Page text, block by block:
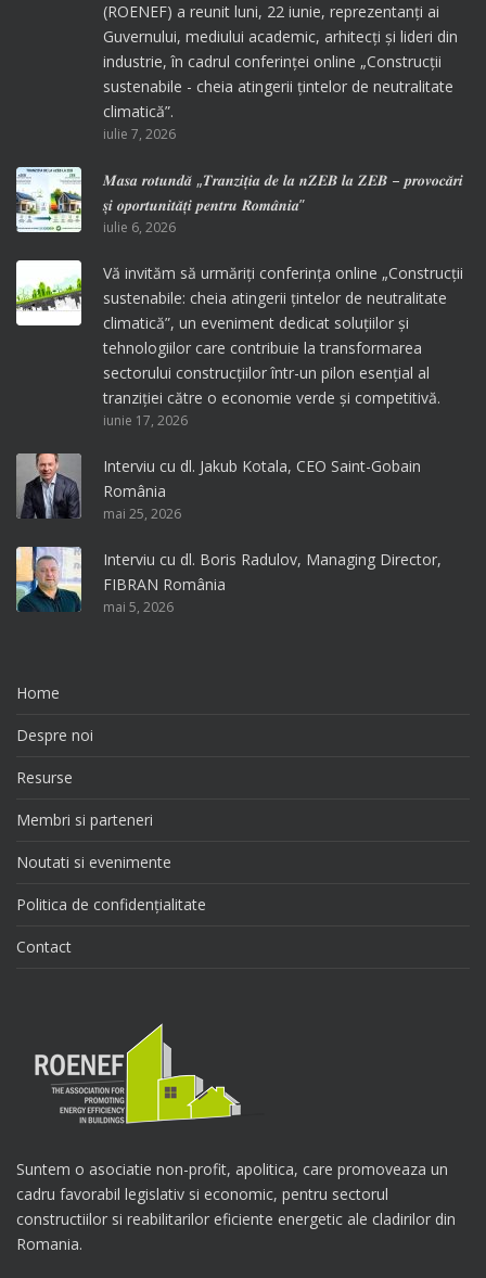
(ROENEF) a reunit luni, 22 iunie, reprezentanți ai
Guvernului, mediului academic, arhitecți și lideri din
industrie, în cadrul conferinței online „Construcții
sustenabile - cheia atingerii țintelor de neutralitate
climatică”.
iulie 7, 2026
𝑴𝒂𝒔𝒂 𝒓𝒐𝒕𝒖𝒏𝒅𝒂̆ „𝑻𝒓𝒂𝒏𝒛𝒊𝒕̦𝒊𝒂 𝒅𝒆 𝒍𝒂 𝒏𝒁𝑬𝑩 𝒍𝒂 𝒁𝑬𝑩 – 𝒑𝒓𝒐𝒗𝒐𝒄𝒂̆𝒓𝒊
𝒔̦𝒊 𝒐𝒑𝒐𝒓𝒕𝒖𝒏𝒊𝒕𝒂̆𝒕̦𝒊 𝒑𝒆𝒏𝒕𝒓𝒖 𝑹𝒐𝒎𝒂̂𝒏𝒊𝒂”
iulie 6, 2026
Vă invităm să urmăriți conferința online „Construcții
sustenabile: cheia atingerii țintelor de neutralitate
climatică”, un eveniment dedicat soluțiilor și
tehnologiilor care contribuie la transformarea
sectorului construcțiilor într-un pilon esențial al
tranziției către o economie verde și competitivă.
iunie 17, 2026
Interviu cu dl. Jakub Kotala, CEO Saint-Gobain
România
mai 25, 2026
Interviu cu dl. Boris Radulov, Managing Director,
FIBRAN România
mai 5, 2026
Home
Despre noi
Resurse
Membri si parteneri
Noutati si evenimente
Politica de confidențialitate
Contact
Suntem o asociatie non-profit, apolitica, care promoveaza un
cadru favorabil legislativ si economic, pentru sectorul
constructiilor si reabilitarilor eficiente energetic ale cladirilor din
Romania.